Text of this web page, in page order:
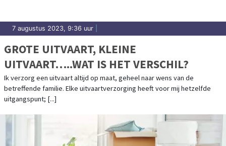
7 augustus 2023, 9:36 uur
GROTE UITVAART, KLEINE
UITVAART…..WAT IS HET VERSCHIL?
Ik verzorg een uitvaart altijd op maat, geheel naar wens van de
betreffende familie. Elke uitvaartverzorging heeft voor mij hetzelfde
uitgangspunt; [...]